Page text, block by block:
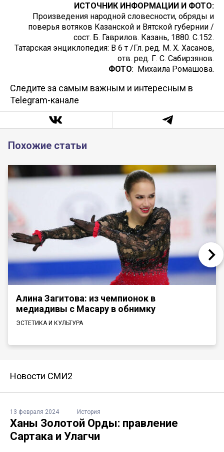
ИСТОЧНИК ИНФОРМАЦИИ И ФОТО:
Произведения народной словесности, обряды и
поверья вотяков Казанской и Вятской губернии /
сост. Б. Гаврилов. Казань, 1880. С.152.
Татарская энциклопедия: В 6 т /Гл. ред. М. Х. Хасанов,
отв. ред. Г. С. Сабирзянов.
ФОТО: Михаила Ромашова.
Следите за самым важным и интересным в
Telegram-канале
Похожие статьи
Алина Загитова: из чемпионок в
медиадивы с Масару в обнимку
ЭСТЕТИКА И КУЛЬТУРА
Новости СМИ2
13 февраля 2024 История
Ханы Золотой Орды: правление
Cартака и Улагчи